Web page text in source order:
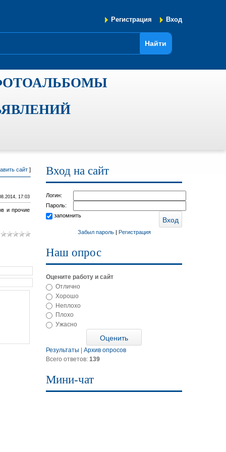
Регистрация Вход
сайт ]
17:03
и прочие
Вход на сайт
Логин:
Пароль:
запомнить
Забыл пароль| Регистрация
Наш опрос
Оцените работу и сайт
Отлично
Хорошо
Неплохо
Плохо
Ужасно
Результаты
Архив опросов
Всего ответов: 139
Мини-чат